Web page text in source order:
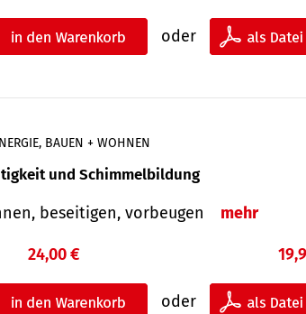
oder
BAUEN + WOHNEN
und Schimmelbildung
beseitigen, vorbeugen mehr
24,00 €
oder